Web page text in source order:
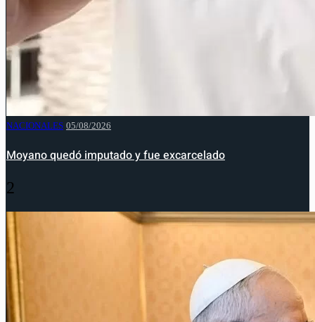
NACIONALES 05/08/2026
Moyano quedó imputado y fue excarcelado
2